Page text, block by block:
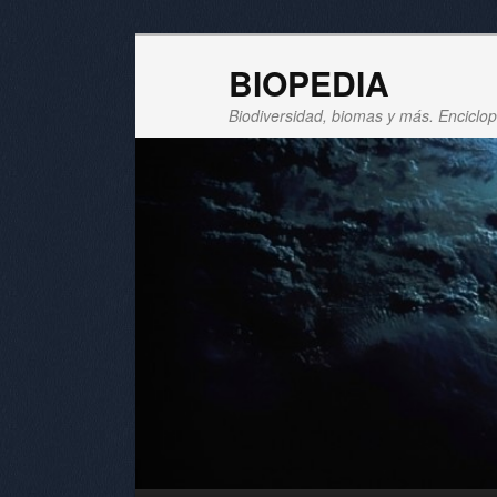
BIOPEDIA
Biodiversidad, biomas y más.